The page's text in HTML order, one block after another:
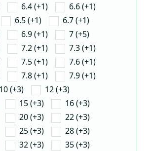
6.4 (+1)
6.6 (+1)
6.5 (+1)
6.7 (+1)
6.9 (+1)
7 (+5)
7.2 (+1)
7.3 (+1)
7.5 (+1)
7.6 (+1)
7.8 (+1)
7.9 (+1)
10 (+3)
12 (+3)
15 (+3)
16 (+3)
20 (+3)
22 (+3)
25 (+3)
28 (+3)
32 (+3)
35 (+3)